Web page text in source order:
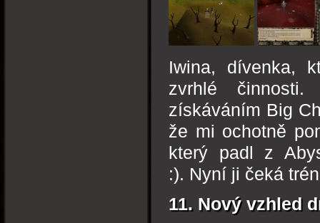
Iwina, dívenka,
zvrhlé
získáváním Big
že mi ochotně
který padl z
:). Nyní ji čeká
11. Nový vzhled